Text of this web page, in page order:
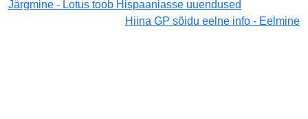
Järgmine - Lotus toob Hispaaniasse uuendused
Hiina GP sõidu eelne info - Eelmine